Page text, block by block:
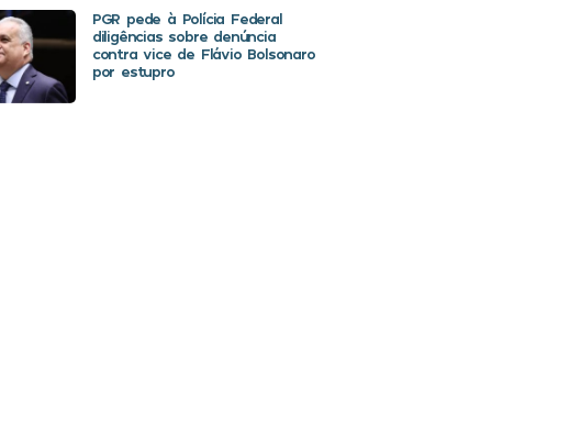
PGR pede à Polícia Federal
diligências sobre denúncia
contra vice de Flávio Bolsonaro
por estupro